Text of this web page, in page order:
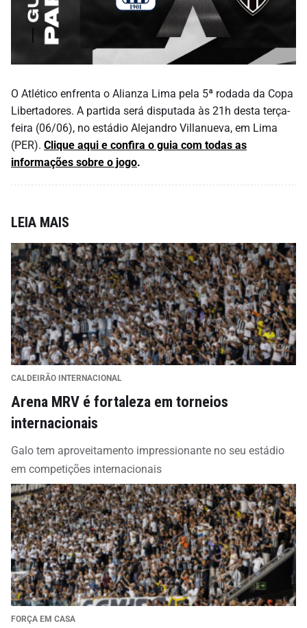
O Atlético enfrenta o Alianza Lima pela 5ª rodada da Copa
Libertadores. A partida será disputada às 21h desta terça-
feira (06/06), no estádio Alejandro Villanueva, em Lima
(PER). Clique aqui e confira o guia com todas as
informações sobre o jogo.
LEIA MAIS
CALDEIRÃO INTERNACIONAL
Arena MRV é fortaleza em torneios
internacionais
Galo tem aproveitamento impressionante no seu estádio
em competições internacionais
FORÇA EM CASA